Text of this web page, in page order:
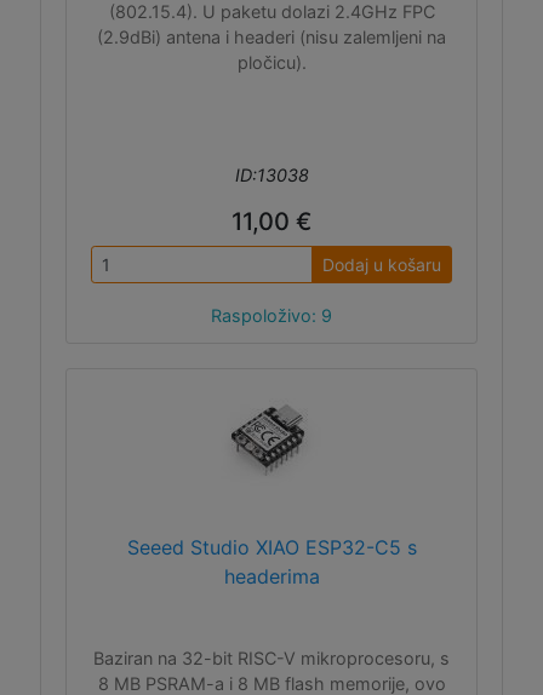
(802.15.4). U paketu dolazi 2.4GHz FPC
(2.9dBi) antena i headeri (nisu zalemljeni na
pločicu).
ID:13038
11,00 €
Dodaj u košaru
Raspoloživo: 9
Seeed Studio XIAO ESP32-C5 s
headerima
Baziran na 32-bit RISC-V mikroprocesoru, s
8 MB PSRAM-a i 8 MB flash memorije, ovo